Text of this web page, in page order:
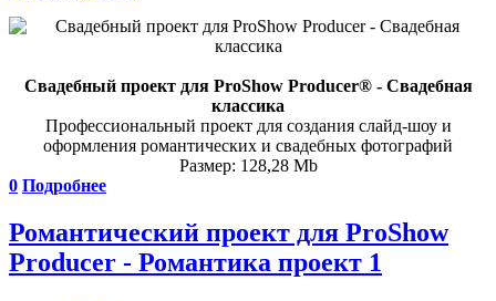
Свадебный проект для ProShow Producer® - Свадебная
классика
Профессиональный проект для создания слайд-шоу и
оформления романтических и свадебных фотографий
Размер: 128,28 Mb
0 Подробнее
Романтический проект для ProShow
Producer - Романтика проект 1